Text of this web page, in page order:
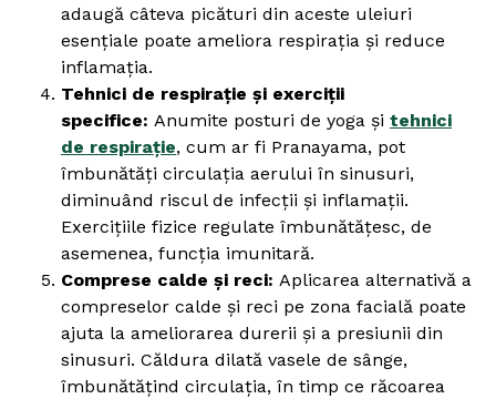
adaugă câteva picături din aceste uleiuri
esențiale poate ameliora respirația și reduce
inflamația.
Tehnici de respirație și exerciții
specifice: Anumite posturi de yoga și tehnici
de respirație, cum ar fi Pranayama, pot
îmbunătăți circulația aerului în sinusuri,
diminuând riscul de infecții și inflamații.
Exercițiile fizice regulate îmbunătățesc, de
asemenea, funcția imunitară.
Comprese calde și reci: Aplicarea alternativă a
compreselor calde și reci pe zona facială poate
ajuta la ameliorarea durerii și a presiunii din
sinusuri. Căldura dilată vasele de sânge,
îmbunătățind circulația, în timp ce răcoarea